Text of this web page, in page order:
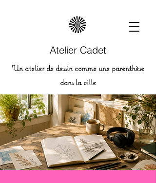
Atelier Cadet
Un atelier de dessin comme une parenthèse
dans la ville